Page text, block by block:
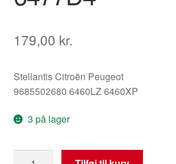
179,00 kr.
Stellantis Citroën Peugeot
9685502680 6460LZ 6460XP
3 på lager